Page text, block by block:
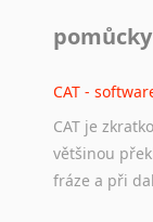
Odkazy
Studium v
Soubor
a zázemí,
CAT -
CAT je
většinou
fráze a při